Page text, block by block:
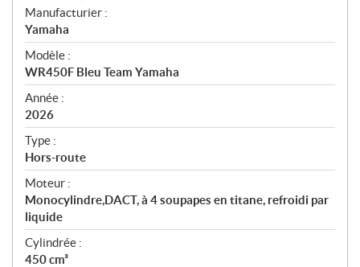
S
p
é
c
i
f
i
c
a
t
i
o
n
s
Manufacturier :
Yamaha
Modèle :
WR450F Bleu Team Yamaha
Année :
2026
Type :
Hors-route
Moteur :
Monocylindre,DACT, à 4 soupapes en titane, refroidi par
liquide
Cylindrée :
450 cm³